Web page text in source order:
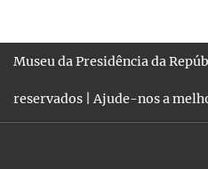
Museu da Presidência da
reservados |Ajude-nos a